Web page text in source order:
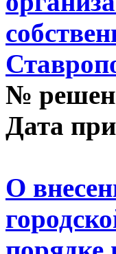
№
Дата
О